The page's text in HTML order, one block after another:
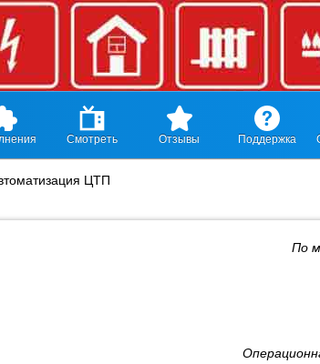
Смотреть Отзывы Поддержка
ЦТП
По